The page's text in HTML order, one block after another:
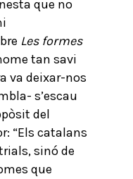
que no
Les formes
tan savi
va deixar-nos
s’escau
del
“Els catalans
sinó de
que